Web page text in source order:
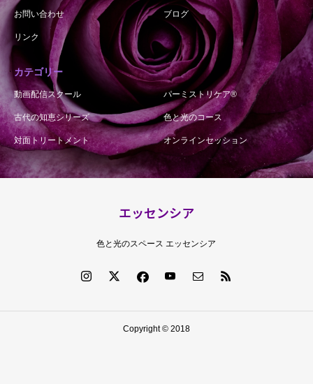
お問い合わせ ブログ
リンク
カテゴリー
動画配信スクール パーミストリケア®︎
古代の知恵シリーズ 色と光のコース
対面トリートメント オンラインセッション
エッセンシア
色と光のスペース エッセンシア
Copyright © 2018